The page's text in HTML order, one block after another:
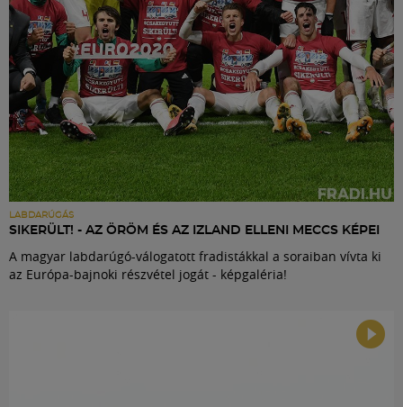
LABDARÚGÁS
SIKERÜLT! - AZ ÖRÖM ÉS AZ IZLAND ELLENI MECCS KÉPEI
A magyar labdarúgó-válogatott fradistákkal a soraiban vívta ki
az Európa-bajnoki részvétel jogát - képgaléria!